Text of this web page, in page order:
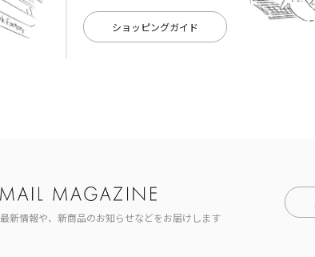
ショッピングガイド
最新情報や、新商品のお知らせなどをお届けします